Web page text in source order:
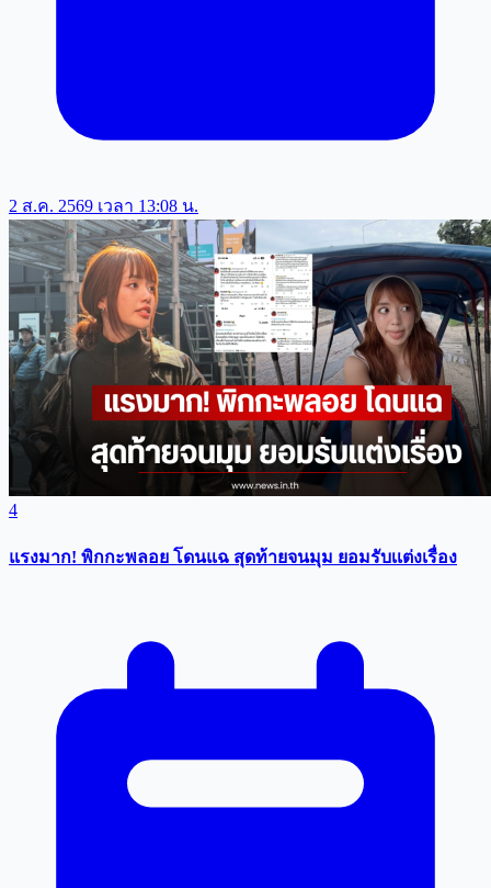
2 ส.ค. 2569 เวลา 13:08 น.
4
แรงมาก! พิกกะพลอย โดนแฉ สุดท้ายจนมุม ยอมรับเเต่งเรื่อง